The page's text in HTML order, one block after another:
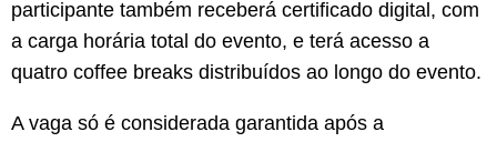
participante também receberá certificado digital, com
a carga horária total do evento, e terá acesso a
quatro coffee breaks distribuídos ao longo do evento.
A vaga só é considerada garantida após a